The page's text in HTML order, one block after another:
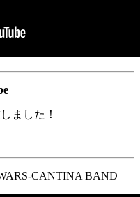
ました！
CANTINA BAND